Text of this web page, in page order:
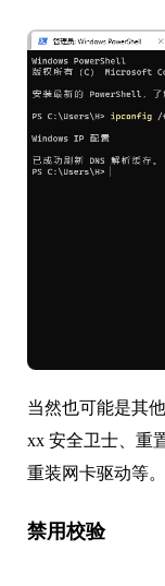
当然也可能是其
xx 安全卫士、重
重装网卡驱动等。
禁用校验